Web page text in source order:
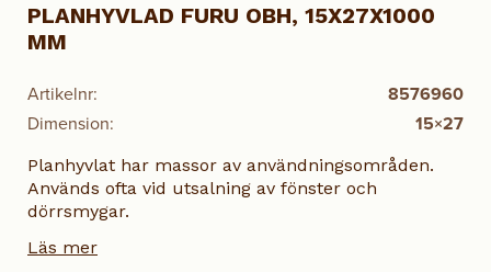
Artikelnr:
8576960
Dimension:
15×27
PLANHYVLAD FURU OBH, 15X27X1000
MM
Planhyvlat har massor av användningsområden.
Används ofta vid utsalning av fönster och
dörrsmygar.
Läs mer